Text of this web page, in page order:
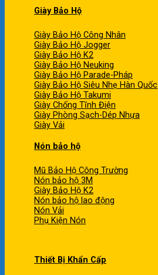
Giày Bảo Hộ
Giày Bảo Hộ Công Nhân
Giày Bảo Hộ Jogger
Giày Bảo Hộ K2
Giày Bảo Hộ Neuking
Giày Bảo Hộ Parade-Pháp
Giày Bảo Hộ Siêu Nhẹ Hàn Quốc
Giày Bảo Hộ Takumi
Giày Chống Tĩnh Điện
Giày Phòng Sạch-Dép Nhựa
Giày Vải
Nón bảo hộ
Mũ Bảo Hộ Công Trường
Nón bảo hộ 3M
Giày Bảo Hộ K2
Nón bảo hộ lao động
Nón Vải
Phụ Kiện Nón
Thiết Bị Khẩn Cấp